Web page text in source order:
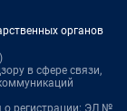
органов
в сфере связи,
о регистрации: ЭЛ №